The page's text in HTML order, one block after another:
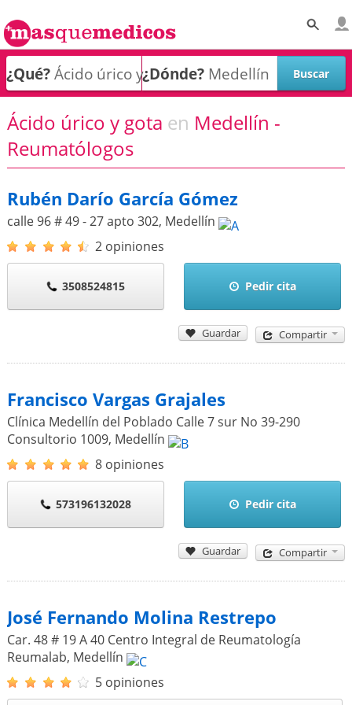
¿Qué? ¿Dónde?
Ácido úrico y gota en Medellín -
Reumatólogos
Rubén Darío García Gómez
calle 96 # 49 - 27 apto 302, Medellín
2 opiniones
3508524815 Pedir cita
Guardar Compartir
Francisco Vargas Grajales
Clínica Medellín del Poblado Calle 7 sur No 39-290
Consultorio 1009, Medellín
8 opiniones
573196132028 Pedir cita
Guardar Compartir
José Fernando Molina Restrepo
Car. 48 # 19 A 40 Centro Integral de Reumatología
Reumalab, Medellín
5 opiniones